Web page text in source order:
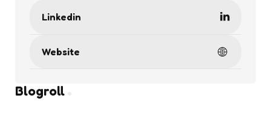
Linkedin
Website
Blogroll